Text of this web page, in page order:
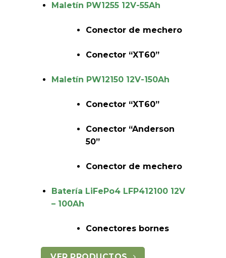
Maletín PW1255 12V-55Ah
Conector de mechero
Conector “XT60”
Maletín PW12150 12V-150Ah
Conector “XT60”
Conector “Anderson
50”
Conector de mechero
Batería LiFePo4 LFP412100 12V
– 100Ah
Conectores bornes